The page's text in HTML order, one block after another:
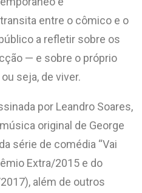
entre o cômico e o
a refletir sobre os
— e sobre o próprio
seja, de viver.
por Leandro Soares,
original de George
série de comédia “Vai
Extra/2015 e do
além de outros